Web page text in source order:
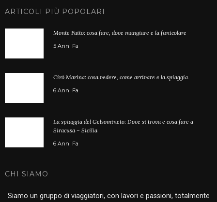
ARTICOLI PIÙ POPOLARI
Monte Faito: cosa fare, dove mangiare e la funicolare
5 Anni Fa
Cirò Marina: cosa vedere, come arrivare e la spiaggia
6 Anni Fa
La spiaggia del Gelsomineto: Dove si trova e cosa fare a
Siracusa – Sicilia
6 Anni Fa
CHI SIAMO
Siamo un gruppo di viaggiatori, con lavori e passioni, totalmente